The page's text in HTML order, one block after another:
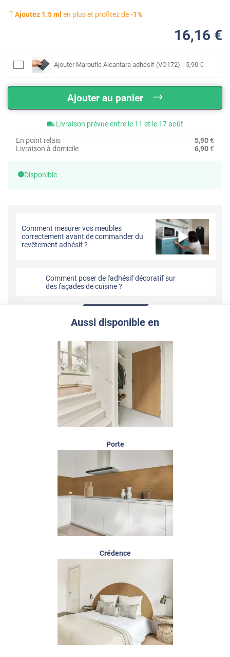
Ajoutez 1.5ml en plus et profitez de-1%
16,16 €
Ajouter Maroufle Alcantara adhésif (VO172) - 5,90 €
Ajouter au panier
Livraison prévue entre le 11 et le 17 août
En point relais
5,90€
Livraison à domicile
6,90€
Disponible
Comment mesurer vos meubles
correctement avant de commander du
revêtement adhésif ?
Comment poser de l'adhésif décoratif sur
des façades de cuisine ?
Aussi disponible en
Porte
Crédence